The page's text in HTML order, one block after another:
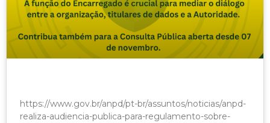
https://www.gov.br/anpd/pt-br/assuntos/noticias/anpd-
realiza-audiencia-publica-para-regulamento-sobre-